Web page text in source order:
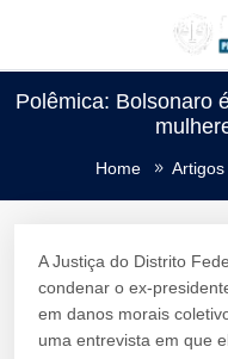
Polêmica: Bolsonaro
Home Artigos
A Justiça do Distrito
condenar o ex-
em danos morais
uma entrevista em que